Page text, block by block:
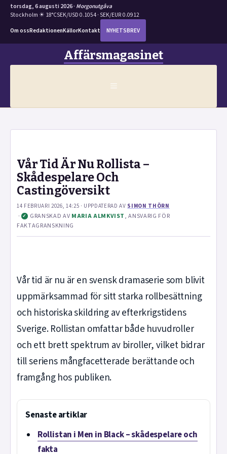
torsdag, 6 augusti 2026 · Morgonutgåva
Stockholm ☀ 18°CSEK/USD 0.1054 · SEK/EUR 0.0912
Om ossRedaktionenKällorKontakt NYHETSBREV
Affärsmagasinet
MENY
Vår Tid Är Nu Rollista –
Skådespelare Och
Castingöversikt
14 FEBRUARI 2026, 14:25 · UPPDATERADAV SIMON THÖRN
· ✓ GRANSKAD AV MARIA ALMKVIST, ANSVARIG FÖR
FAKTAGRANSKNING
Vår tid är nu är en svensk dramaserie som blivit
uppmärksammad för sitt starka rollbesättning
och historiska skildring av efterkrigstidens
Sverige. Rollistan omfattar både huvudroller
och ett brett spektrum av biroller, vilket bidrar
till seriens mångfacetterade berättande och
framgång hos publiken.
Senaste artiklar
Rollistan i Men in Black – skådespelare och
fakta